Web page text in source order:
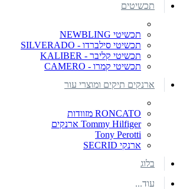
תכשיטים
תכשיטי NEWBLING
תכשיטי סילברדו - SILVERADO
תכשיטי קליבר - KALIBER
תכשיטי קמרו - CAMERO
ארנקים תיקים ומוצרי עור
RONCATO מזוודות
Tommy Hilfiger ארנקים
Tony Perotti
ארנקי SECRID
בלוג
עוד...